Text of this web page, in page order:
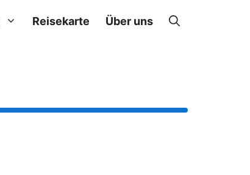
Reisekarte Über uns